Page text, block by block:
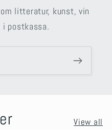
litteratur, kunst, vin
postkassa.
View all